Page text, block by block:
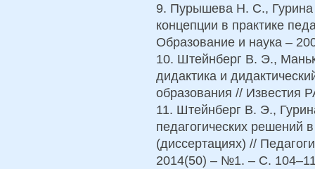
9. Пурышева Н. С., Гурина
концепции в практике
Образование и наука –
10. Штейнберг В. Э.,
дидактика и
образования // Известия
11. Штейнберг В. Э.,
педагогических решений
(диссертациях) //
2014(50) – №1. – С.